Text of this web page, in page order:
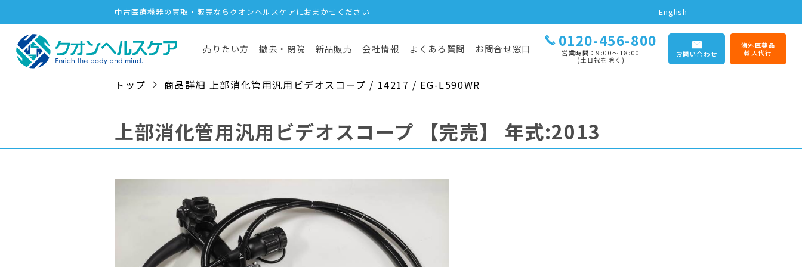
中古医療機器の買取・販売ならクオンヘルスケアにおまかせください English
売りたい方 撤去・閉院 新品販売 会社情報 よくある質問 お問合せ窓口 0120-456-800
営業時間：9:00〜18:00
(土日祝を除く)
お問い合わせ
海外医薬品
輸入代行
トップ 商品詳細 上部消化管用汎用ビデオスコープ / 14217 / EG-L590WR
上部消化管用汎用ビデオスコープ 【完売】 年式:2013